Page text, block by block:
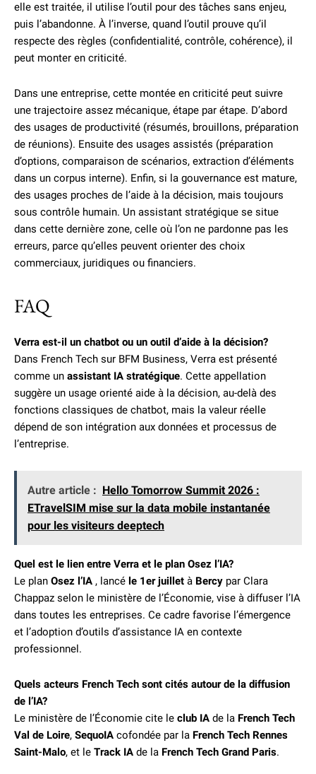
elle est traitée, il utilise l’outil pour des tâches sans enjeu,
puis l’abandonne. À l’inverse, quand l’outil prouve qu’il
respecte des règles (confidentialité, contrôle, cohérence), il
peut monter en criticité.
Dans une entreprise, cette montée en criticité peut suivre
une trajectoire assez mécanique, étape par étape. D’abord
des usages de productivité (résumés, brouillons, préparation
de réunions). Ensuite des usages assistés (préparation
d’options, comparaison de scénarios, extraction d’éléments
dans un corpus interne). Enfin, si la gouvernance est mature,
des usages proches de l’aide à la décision, mais toujours
sous contrôle humain. Un assistant stratégique se situe
dans cette dernière zone, celle où l’on ne pardonne pas les
erreurs, parce qu’elles peuvent orienter des choix
commerciaux, juridiques ou financiers.
FAQ
Verra est-il un chatbot ou un outil d’aide à la décision?
Dans French Tech sur BFM Business, Verra est présenté
comme un assistant IA stratégique. Cette appellation
suggère un usage orienté aide à la décision, au-delà des
fonctions classiques de chatbot, mais la valeur réelle
dépend de son intégration aux données et processus de
l’entreprise.
Autre article : Hello Tomorrow Summit 2026 :
ETravelSIM mise sur la data mobile instantanée
pour les visiteurs deeptech
Quel est le lien entre Verra et le plan Osez l’IA?
Le plan Osez l’IA , lancé le 1er juillet à Bercy par Clara
Chappaz selon le ministère de l’Économie, vise à diffuser l’IA
dans toutes les entreprises. Ce cadre favorise l’émergence
et l’adoption d’outils d’assistance IA en contexte
professionnel.
Quels acteurs French Tech sont cités autour de la diffusion
de l’IA?
Le ministère de l’Économie cite le club IA de la French Tech
Val de Loire, SequoIA cofondée par la French Tech Rennes
Saint-Malo, et le Track IA de la French Tech Grand Paris.